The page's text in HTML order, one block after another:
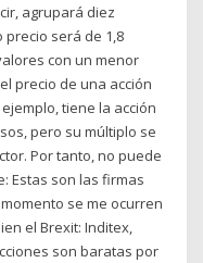
agrupará diez
precio será de 1,8
con un menor
precio de una acción
tiene la acción
pero su múltiplo se
Por tanto, no puede
Estas son las firmas
se me ocurren
el Brexit: Inditex,
son baratas por